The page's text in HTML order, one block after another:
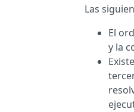
Las
El
y la